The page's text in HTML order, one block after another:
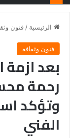
الرئيسية / فنون
فنون وثقافة
بعد
رحمة
وتؤكد
الفني